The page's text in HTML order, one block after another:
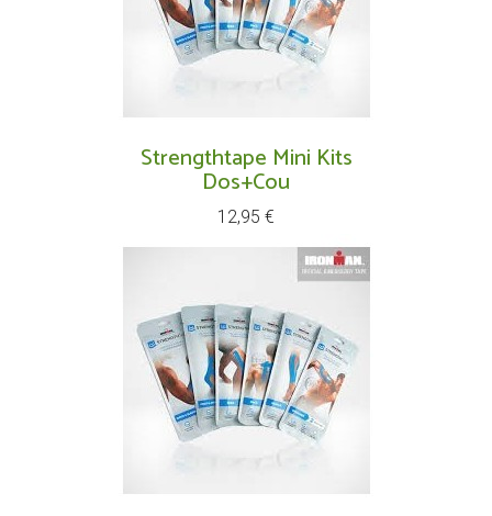
Strengthtape Mini Kits
Dos+cou
Prix
12,95 €